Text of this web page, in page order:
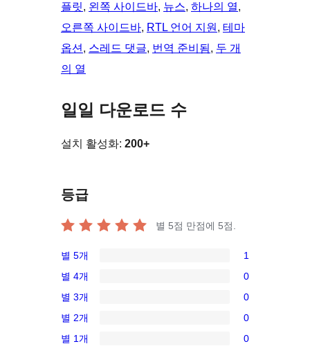
플릿, 왼쪽 사이드바, 뉴스, 하나의 열
오른쪽 사이드바, RTL 언어 지원 , 테마
옵션 , 스레드 댓글, 번역 준비됨, 두 개
의 열
일일 다운로드 수
설치 활성화: 200+
등급
별 5점 만점에 5점.
1/5-
별
점
후
기
별 5개 1
0/4-
별
점
후
별 4개 0
0/3-
별
점
별 3개 0
0/2-
별
별 2개 0
0/1-
별 1개 0